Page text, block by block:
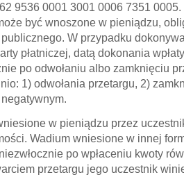
9536 0001 3001 0006 7351 0005.
być wnoszone w pieniądzu,
W przypadku
płatniczej, datą dokonania
po odwołaniu albo zamknięciu
1) odwołania przetargu, 2)
w pieniądzu przez
Wadium wniesione w innej
po wpłaceniu kwoty
przetargu jego uczestnik